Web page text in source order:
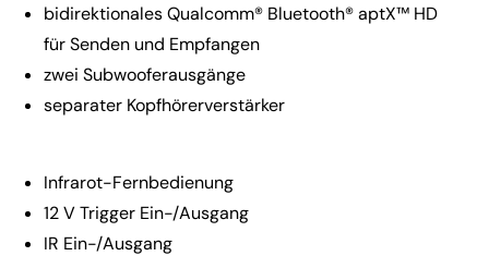
bidirektionales Qualcomm® Bluetooth® aptX™ HD
für Senden und Empfangen
zwei Subwooferausgänge
separater Kopfhörerverstärker
Infrarot-Fernbedienung
12 V Trigger Ein-/Ausgang
IR Ein-/Ausgang